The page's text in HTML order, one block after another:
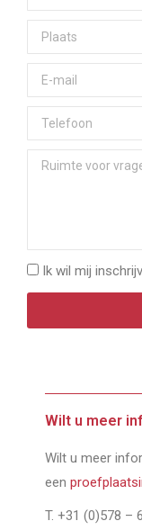
Ik wil mij
Wilt u meer
Wilt u meer
een
T. +31 (0)578 –